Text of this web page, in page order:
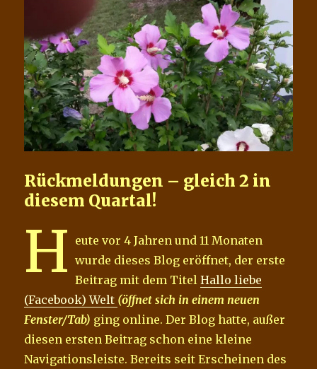
Rückmeldungen – gleich 2 in
diesem Quartal!
H eute vor 4 Jahren und 11 Monaten
wurde dieses Blog eröffnet, der erste
Beitrag mit dem TitelHallo liebe
(Facebook) Welt (öffnet sich in einem neuen
Fenster/Tab) ging online. Der Blog hatte, außer
diesen ersten Beitrag schon eine kleine
Navigationsleiste. Bereits seit Erscheinen des